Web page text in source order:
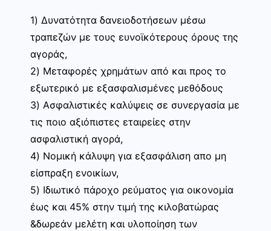
1) Δυνατότητα δανειοδοτήσεων μέσω
τραπεζών με τους ευνοϊκότερους όρους της
αγοράς,
2) Μεταφορές χρημάτων από και προς το
εξωτερικό με εξασφαλισμένες μεθόδους
3) Ασφαλιστικές καλύψεις σε συνεργασία με
τις ποιο αξιόπιστες εταιρείες στην
ασφαλιστική αγορά,
4) Νομική κάλυψη για εξασφάλιση απο μη
είσπραξη ενοικίων,
5) Ιδιωτικό πάροχο ρεύματος για οικονομία
έως και 45% στην τιμή της κιλοβατώρας
&δωρεάν μελέτη και υλοποίηση των